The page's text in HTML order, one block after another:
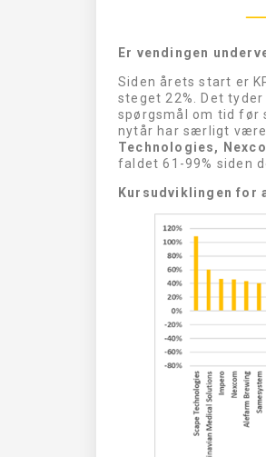
Er vendingen
Siden årets start er
steget 22%. Det
spørgsmål om tid før
nytår har særligt
Technologies,
faldet 61-99% siden
Kursudviklingen for